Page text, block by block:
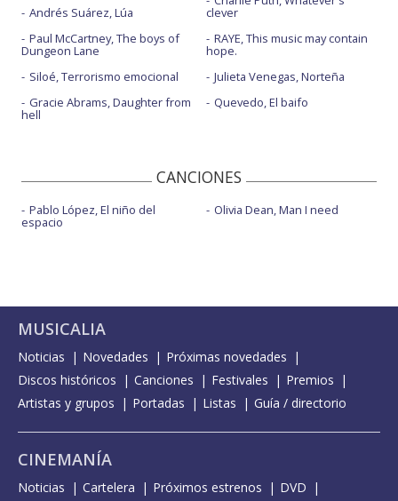
Andrés Suárez, Lúa
Paul McCartney, The boys of
Dungeon Lane
Siloé, Terrorismo emocional
Gracie Abrams, Daughter from
hell
clever
RAYE, This music may contain
hope.
Julieta Venegas, Norteña
Quevedo, El baifo
CANCIONES
Pablo López, El niño del
espacio
Olivia Dean, Man I need
MUSICALIA
Noticias Novedades
Próximas novedades
Discos históricos
Canciones Festivales
Premios
Artistas y grupos
Portadas Listas Guía / directorio
CINEMANÍA
Noticias Cartelera Próximos estrenos
DVD